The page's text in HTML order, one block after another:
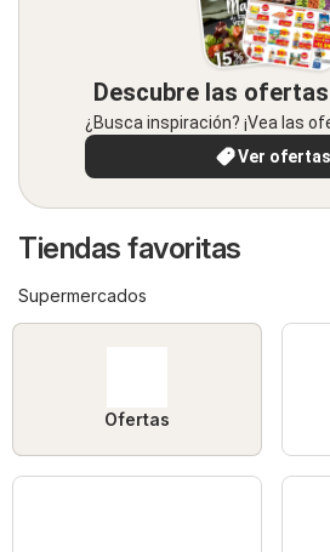
Descubre las
¿Busca inspiración? ¡Vea las
Ver ofertas
Tiendas favoritas
Supermercados
Ofertas